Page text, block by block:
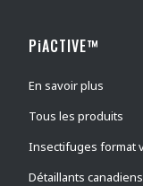
PiACTIVE™
En savoir plus
Tous les produits
Insectifuges format
Détaillants canadiens